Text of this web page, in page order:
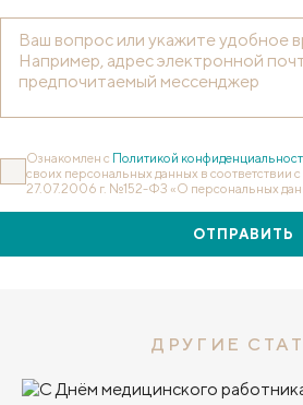
Ознакомлен с Политикой
своих персональных данных в соответствии
27.07.2006 г. №152-ФЗ «О персональных
ОТПРАВИТЬ
ДРУГИЕ